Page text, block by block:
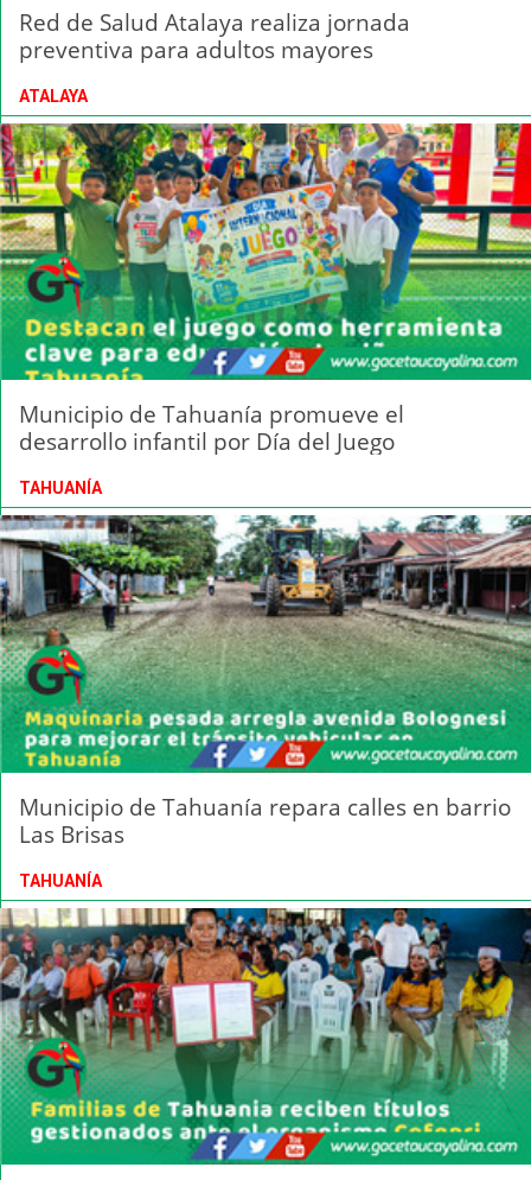
Red de Salud Atalaya realiza jornada
preventiva para adultos mayores
ATALAYA
Municipio de Tahuanía promueve el
desarrollo infantil por Día del Juego
TAHUANÍA
Municipio de Tahuanía repara calles en barrio
Las Brisas
TAHUANÍA